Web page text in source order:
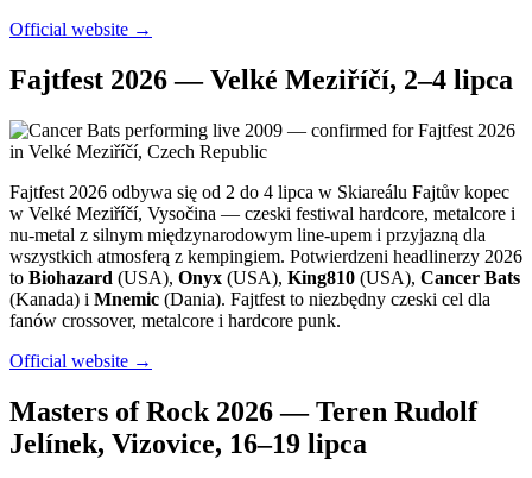
Official website →
Fajtfest 2026 — Velké Meziříčí, 2–4 lipca
Fajtfest 2026 odbywa się od 2 do 4 lipca w Skiareálu Fajtův kopec
w Velké Meziříčí, Vysočina — czeski festiwal hardcore, metalcore i
nu-metal z silnym międzynarodowym line-upem i przyjazną dla
wszystkich atmosferą z kempingiem. Potwierdzeni headlinerzy 2026
to Biohazard (USA), Onyx (USA), King810 (USA), Cancer Bats
(Kanada) i Mnemic (Dania). Fajtfest to niezbędny czeski cel dla
fanów crossover, metalcore i hardcore punk.
Official website →
Masters of Rock 2026 — Teren Rudolf
Jelínek, Vizovice, 16–19 lipca